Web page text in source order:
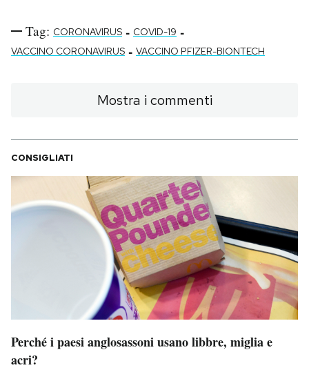
Tag: CORONAVIRUS - COVID-19 -
VACCINO CORONAVIRUS - VACCINO PFIZER-BIONTECH
Mostra i commenti
CONSIGLIATI
Perché i paesi anglosassoni usano libbre, miglia e
acri?